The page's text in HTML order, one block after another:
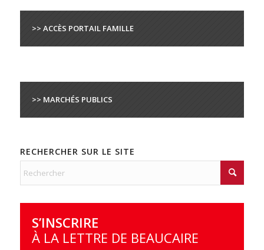
>> ACCÈS PORTAIL FAMILLE
>> MARCHÉS PUBLICS
RECHERCHER SUR LE SITE
S’INSCRIRE
À LA LETTRE DE BEAUCAIRE